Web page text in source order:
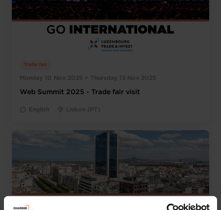
Monday 10 Nov 2025 > Thursday 13 Nov 2025
Trade fair
Web Summit 2025 - Trade fair visit
English Lisbon (PT)